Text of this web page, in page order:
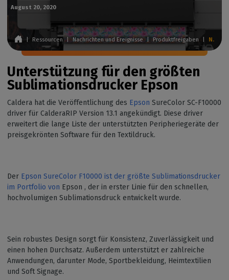
August 20, 2020
Ressourcen Nachrichten und Ereignisse Produktfreigaben Neu Epson SC-F10000 Driver für CalderaRIP
Unterstützung für den größten
Sublimationsdrucker Epson
Caldera hat die Veröffentlichung des Epson SureColor SC-F10000
driver für CalderaRIP Version 13.1 angekündigt. Diese driver
erweitert die lange Liste der unterstützten Peripheriegeräte der
preisgekrönten Software für den Textildruck.
Der Epson SureColor F10000 ist der größte Sublimationsdrucker
im Portfolio von Epson , der in erster Linie für den schnellen,
hochvolumigen Sublimationsdruck entwickelt wurde.
Sein robustes Design sorgt für Konsistenz, Zuverlässigkeit und
einen hohen Durchsatz. Außerdem unterstützt er zahlreiche
Anwendungen, darunter Mode, Sportbekleidung, Heimtextilien
und Soft Signage.